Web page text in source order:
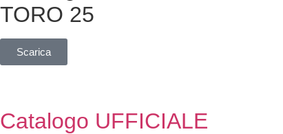
TORO 25
Scarica
Catalogo UFFICIALE